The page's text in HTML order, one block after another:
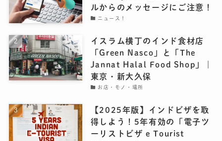
ルからのメッセージにご注意！
ニュース！
イスラム横丁のインド食材店
「Green Nasco」と「The
Jannat Halal Food Shop」｜
東京・新大久保
お店・モノ・場所
【2025年版】インドビザを取
得しよう！5年有効の「電子ツ
ーリストビザ e Tourist